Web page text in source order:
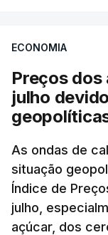
ECONOMIA
Preços dos
julho
As ondas de
situação
Índice de
julho,
açúcar, dos